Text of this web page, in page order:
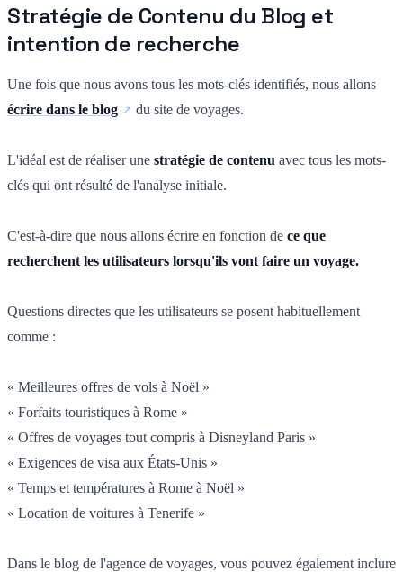
Stratégie de Contenu du Blog et
intention de recherche
Une fois que nous avons tous les mots-clés identifiés, nous allons
écrire dans le blog
du site de voyages.
L'idéal est de réaliser une stratégie de contenu avec tous les mots-
clés qui ont résulté de l'analyse initiale.
C'est-à-dire que nous allons écrire en fonction de ce que
recherchent les utilisateurs lorsqu'ils vont faire un voyage.
Questions directes que les utilisateurs se posent habituellement
comme :
« Meilleures offres de vols à Noël »
« Forfaits touristiques à Rome »
« Offres de voyages tout compris à Disneyland Paris »
« Exigences de visa aux États-Unis »
« Temps et températures à Rome à Noël »
« Location de voitures à Tenerife »
Dans le blog de l'agence de voyages, vous pouvez également inclure